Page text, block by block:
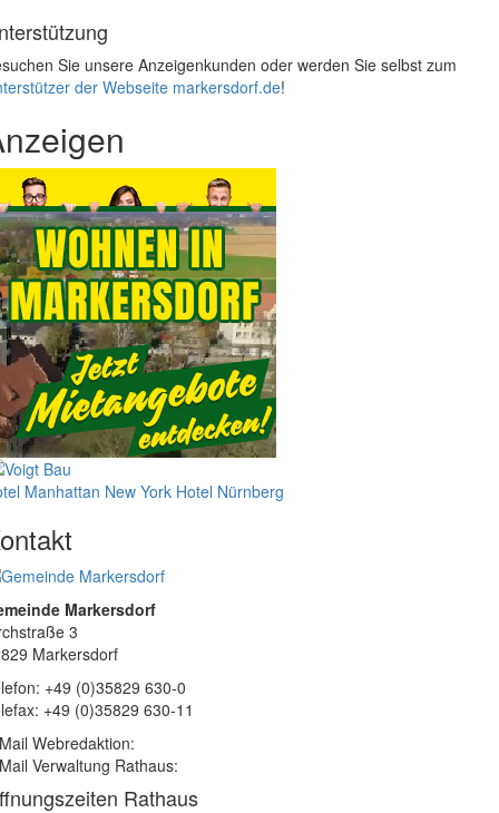
Sie unsere Anzeigenkunden oder werden Sie selbst zum
der Webseite markersdorf.de!
Manhattan New York Hotel Nürnberg
Markersdorf
3
Markersdorf
+49 (0)35829 630-0
+49 (0)35829 630-11
Webredaktion:
Verwaltung Rathaus:
Rathaus